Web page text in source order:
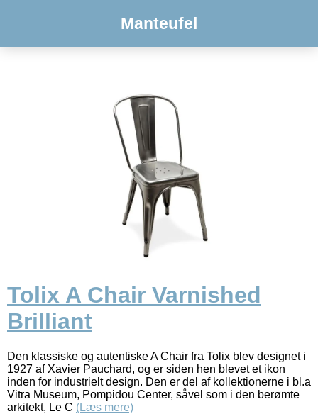
Manteufel
Tolix A Chair Varnished
Brilliant
Den klassiske og autentiske A Chair fra Tolix blev designet i
1927 af Xavier Pauchard, og er siden hen blevet et ikon
inden for industrielt design. Den er del af kollektionerne i bl.a
Vitra Museum, Pompidou Center, såvel som i den berømte
arkitekt, Le C (Læs mere)